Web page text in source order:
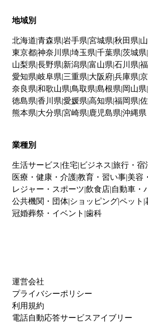
地域別
北海道 青森県 岩手県 宮城県 秋田県
東京都神奈川県 埼玉県 千葉県 茨城県
山梨県 長野県 新潟県 富山県 石川県
愛知県 岐阜県 三重県 大阪府兵庫県
奈良県 和歌山県 鳥取県 島根県 岡山県
徳島県 香川県 愛媛県 高知県 福岡県
熊本県 大分県 宮崎県 鹿児島県 沖縄県
業種別
生活サービス 住宅 ビジネス 旅行・宿
医療・健康・介護教育・習い事 美容
レジャー・スポーツ 飲食店 自動車・
公共機関・団体 ショッピングペット
冠婚葬祭・イベント 歯科
運営会社
プライバシーポリシー
利用規約
電話自動応答サービスアイブリー